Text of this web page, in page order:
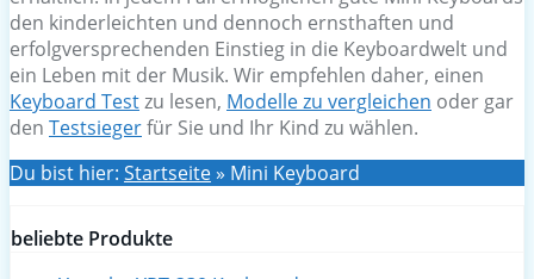
den kinderleichten und dennoch ernsthaften und
erfolgversprechenden Einstieg in die Keyboardwelt und
ein Leben mit der Musik. Wir empfehlen daher, einen
Keyboard Testzu lesen, Modelle zu vergleichen oder gar
den Testsiegerfür Sie und Ihr Kind zu wählen.
Du bist hier: Startseite» Mini Keyboard
beliebte Produkte